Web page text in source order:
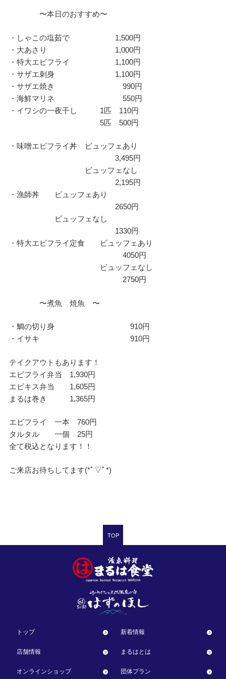
〜本日のおすすめ〜
・しゃこの塩茹で 1,500円
・大あさり 1,000円
・特大エビフライ 1,100円
・サザエ刺身 1,100円
・サザエ焼き 990円
・海鮮マリネ 550円
・イワシの一夜干し 1匹 110円
5匹 500円
・味噌エビフライ丼 ビュッフェあり
3,495円
ビュッフェなし
2,195円
・漁師丼 ビュッフェあり
2650円
ビュッフェなし
1330円
・特大エビフライ定食 ビュッフェあり
4050円
ビュッフェなし
2750円
〜煮魚 焼魚 〜
・鯛の切り身 910円
・イサキ 910円
テイクアウトもあります！
エビフライ弁当 1,930円
エビキス弁当 1,605円
まるは巻き 1,365円
エビフライ 一本 760円
タルタル 一個 25円
全て税込となります！！
ご来店お待ちしてます(*ﾟ▽ﾟ*)
TOP
トップ 新着情報
店舗情報 まるはとは
オンラインショップ 団体プラン